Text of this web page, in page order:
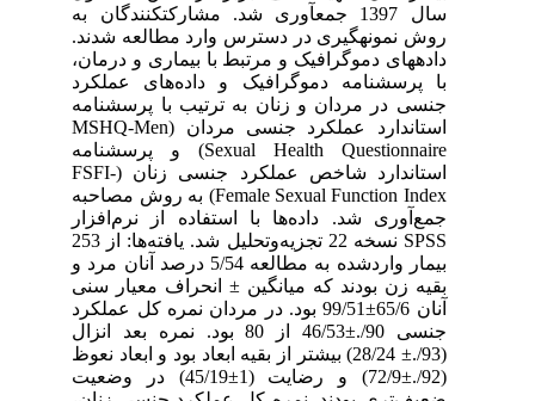
سال 1397 جمع­آوری شد. مشارکت­کنندگان به
روش نمونه­گیری در دسترس وارد مطالعه شدند.
داده­های دموگرافیک و مرتبط با بیماری و درمان،
با پرسشنامه دموگرافیک و داده‌های عملکرد
جنسی در مردان و زنان به ترتیب با پرسشنامه
استاندارد عملکرد جنسی مردان (MSHQ-Men
Sexual Health Questionnaire) و پرسشنامه
استاندارد شاخص عملکرد جنسی زنان (FSFI-
Female Sexual Function Index) به روش مصاحبه
جمع‌آوری شد. داده‌ها با استفاده از نرم‌افزار
SPSS نسخه 22 تجزیه‌وتحلیل شد. یافته‌ها: از 253
بیمار واردشده به مطالعه 5/54 درصد آنان مرد و
بقیه زن بودند که میانگین ± انحراف معیار سنی
آنان 65/6±99/51 بود. در مردان نمره کل عملکرد
جنسی 90/.±46/53 از 80 بود. نمره بعد انزال
(93/.± 28/24) بیشتر از بقیه ابعاد بود و ابعاد نعوظ
(92/.±72/9) و رضایت (1±45/19) در وضعیت